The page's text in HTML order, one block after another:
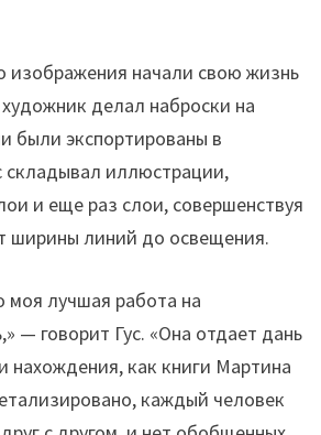
изображения начали свою жизнь
делал наброски на
были экспортированы в
складывал иллюстрации,
и еще раз слои, совершенствуя
ширины линий до освещения.
моя лучшая работа на
— говорит Гус. «Она отдает дань
нахождения, как книги Мартина
каждый человек